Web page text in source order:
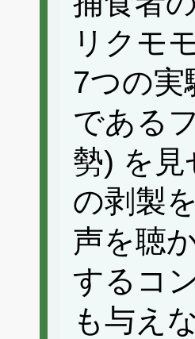
リクモ
7つの実
である
勢) を
の剥製
声を聴
するコ
も与え